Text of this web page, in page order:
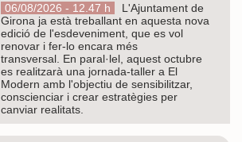
06/08/2026 - 12.47 h
L'Ajuntament de
Girona ja està treballant en aquesta nova
edició de l'esdeveniment, que es vol
renovar i fer-lo encara més
transversal. En paral·lel, aquest octubre
es realitzarà una jornada-taller a El
Modern amb l'objectiu de sensibilitzar,
conscienciar i crear estratègies per
canviar realitats.